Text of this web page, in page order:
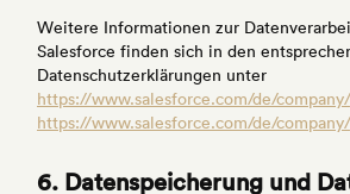
Weitere Informationen zur
Salesforce finden sich in den
Datenschutzerklärungen unter
https://www.salesforce.com/de/
https://www.salesforce.com/de/
6. Datenspeicherung und